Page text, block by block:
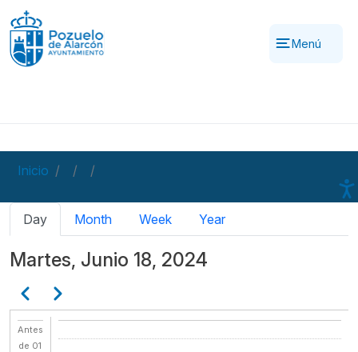
Pasar al contenido principal
Menú
Inicio
Solapas principales
Day Month Week Year
Martes, Junio 18, 2024
Paginación
AnteriorSiguiente
Antes
de 01